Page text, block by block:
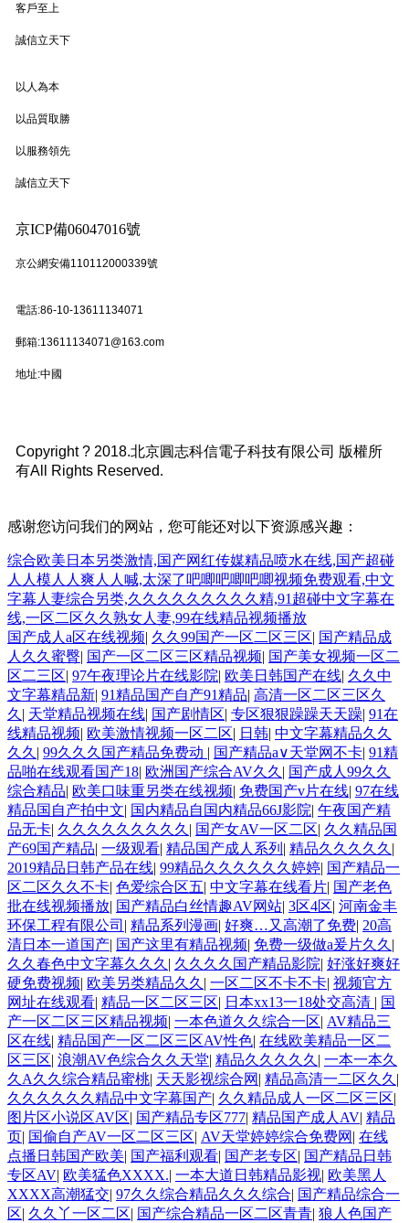
客戶至上
誠信立天下
以人為本
以品質取勝
以服務領先
誠信立天下
京ICP備06047016號
京公網安備110112000339號
電話:86-10-13611134071
郵箱:13611134071@163.com
地址:中國
Copyright ? 2018.北京圓志科信電子科技有限公司 版權所
有All Rights Reserved.
感谢您访问我们的网站，您可能还对以下资源感兴趣：
综合欧美日本另类激情,国产网红传媒精品喷水在线,国产超碰
人人模人人爽人人喊,太深了吧唧吧唧吧唧视频免费观看,中文
字幕人妻综合另类,久久久久久久久久久精,91超碰中文字幕在
线,一区二区久久熟女人妻,99在线精品视频播放
国产成人a区在线视频| 久久99国产一区二区三区| 国产精品成
人久久蜜臀| 国产一区二区三区精品视频| 国产美女视频一区二
区二三区| 97午夜理论片在线影院| 欧美日韩国产在线| 久久中
文字幕精品新| 91精品国产自产91精品| 高清一区二区三区久
久 | 天堂精品视频在线| 国产剧情区| 专区狠狠躁躁天天躁| 91在
线精品视频| 欧美激情视频一区二区| 日韩| 中文字幕精品久久
久久 | 99久久久国产精品免费动 | 国产精品а∨天堂网不卡| 91精
品啪在线观看国产18| 欧洲国产综合AV久久 | 国产成人99久久
综合精品| 欧美口味重另类在线视频| 免费国产v片在线| 97在线
精品国自产拍中文| 国内精品自国内精品66J影院| 午夜国产精
品无卡| 久久久久久久久久久 | 国产女AV一区二区| 久久精品国
产69国产精品| 一级观看| 精品国产成人系列 | 精品久久久久久 |
2019精品日韩产品在线| 99精品久久久久久久婷婷| 国产精品一
区二区久久不卡| 色爱综合区五| 中文字幕在线看片| 国产老色
批在线视频播放| 国产精品白丝情趣AV网站| 3区4区| 河南金丰
环保工程有限公司 | 精品系列漫画| 好爽…又高潮了免费| 20高
清日本一道国产| 国产这里有精品视频| 免费一级做a爰片久久 |
久久春色中文字幕久久久 | 久久久久国产精品影院| 好涨好爽好
硬免费视频| 欧美另类精品久久 | 一区二区不卡不卡| 视频官方
网址在线观看| 精品一区二区三区| 日本xx13一18处交高清 | 国
产一区二区三区精品视频| 一本色道久久综合一区| AV精品三
区在线| 精品国产一区二区三区AV性色| 在线欧美精品一区二
区三区| 浪潮AV色综合久久天堂| 精品久久久久久 | 一本一本久
久A久久综合精品蜜桃| 天天影视综合网 | 精品高清一二区久久 |
久久久久久久精品中文字幕国产| 久久精品成人一区二区三区|
图片区小说区AV区| 国产精品专区777| 精品国产成人AV| 精品
页| 国偷自产AV一区二区三区| AV天堂婷婷综合免费网 | 在线
点播日韩国产欧美| 国产福利观看| 国产老专区| 国产精品日韩
专区AV| 欧美猛色XXXX.| 一本大道日韩精品影视| 欧美黑人
XXXX高潮猛交| 97久久综合精品久久久综合| 国产精品综合一
区| 久久丫一区二区| 国产综合精品一区二区青青| 狼人色国产